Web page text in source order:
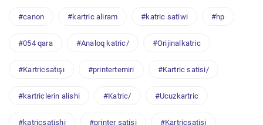
#canon #kartric aliram #katric satiwi #hp
#054 qara #Analoq katric/ #Orijinalkatric
#Kartricsatışı #printertemiri #Kartric satisi/
#kartriclerin alishi #Katric/ #Ucuzkartric
#katricsatishi #printer satisi #Kartricsatisi